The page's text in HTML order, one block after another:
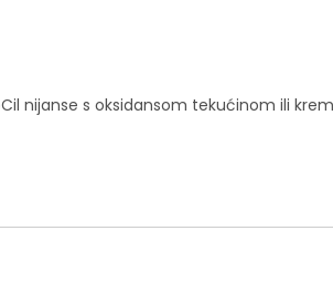
nijanse s oksidansom tekućinom ili